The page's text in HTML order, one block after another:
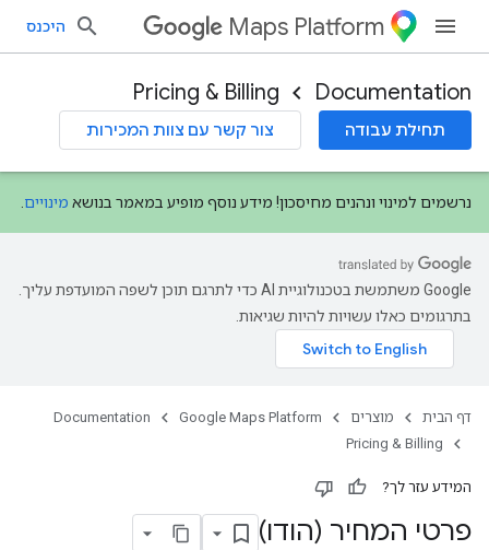
Maps Platform היכנס
Documentation
Pricing & Billing
תחילת עבודה צור קשר עם צוות המכירות
נרשמים למינוי ונהנים מחיסכון! מידע נוסף מופיע במאמר בנושא מינויים
‫Google משתמשת בטכנולוגיית AI כדי לתרגם תוכן לשפה המועדפת עליך.
בתרגומים כאלו עשויות להיות שגיאות.
דף הבית מוצרים Google Maps Platform
Documentation
Pricing & Billing
המידע עזר לך?
פרטי המחיר (הודו)